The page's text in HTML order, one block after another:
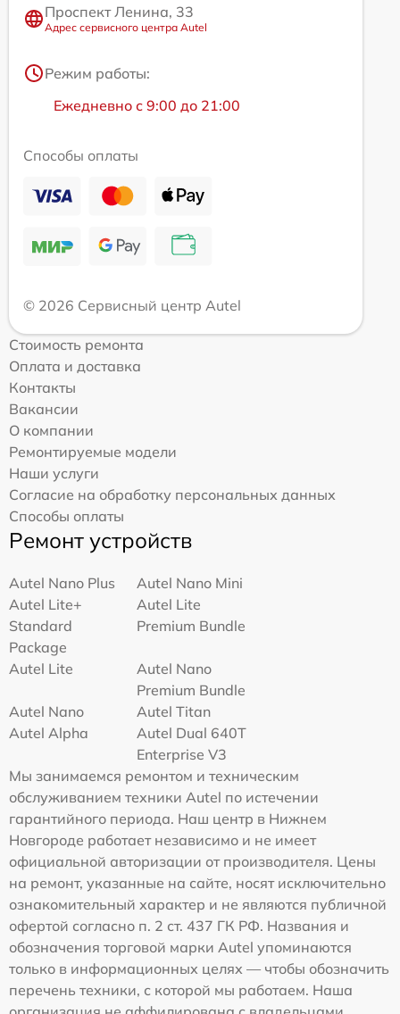
Проспект Ленина, 33
Адрес сервисного центра Autel
Режим работы:
Ежедневно с 9:00 до 21:00
Способы оплаты
© 2026 Сервисный центр Autel
Стоимость ремонта
Оплата и доставка
Контакты
Вакансии
О компании
Ремонтируемые модели
Наши услуги
Согласие на обработку персональных данных
Способы оплаты
Ремонт устройств
Autel Nano Plus
Autel Nano Mini
Autel Lite+
Standard
Package
Autel Lite
Premium Bundle
Autel Lite
Autel Nano
Premium Bundle
Autel Nano
Autel Titan
Autel Alpha
Autel Dual 640T
Enterprise V3
Мы занимаемся ремонтом и техническим
обслуживанием техники Autel по истечении
гарантийного периода. Наш центр в Нижнем
Новгороде работает независимо и не имеет
официальной авторизации от производителя. Цены
на ремонт, указанные на сайте, носят исключительно
ознакомительный характер и не являются публичной
офертой согласно п. 2 ст. 437 ГК РФ. Названия и
обозначения торговой марки Autel упоминаются
только в информационных целях — чтобы обозначить
перечень техники, с которой мы работаем. Наша